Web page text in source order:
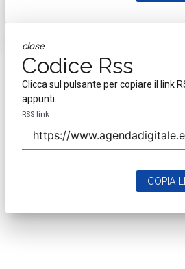
close
Codice Rss
Clicca sul pulsante per copiare il link
appunti.
RSS link
COPIA